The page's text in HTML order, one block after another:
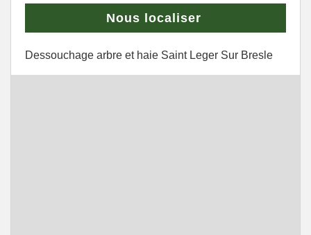
Nous localiser
Dessouchage arbre et haie Saint Leger Sur Bresle